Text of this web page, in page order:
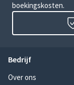
boekingskosten.
Bedrijf
Over ons